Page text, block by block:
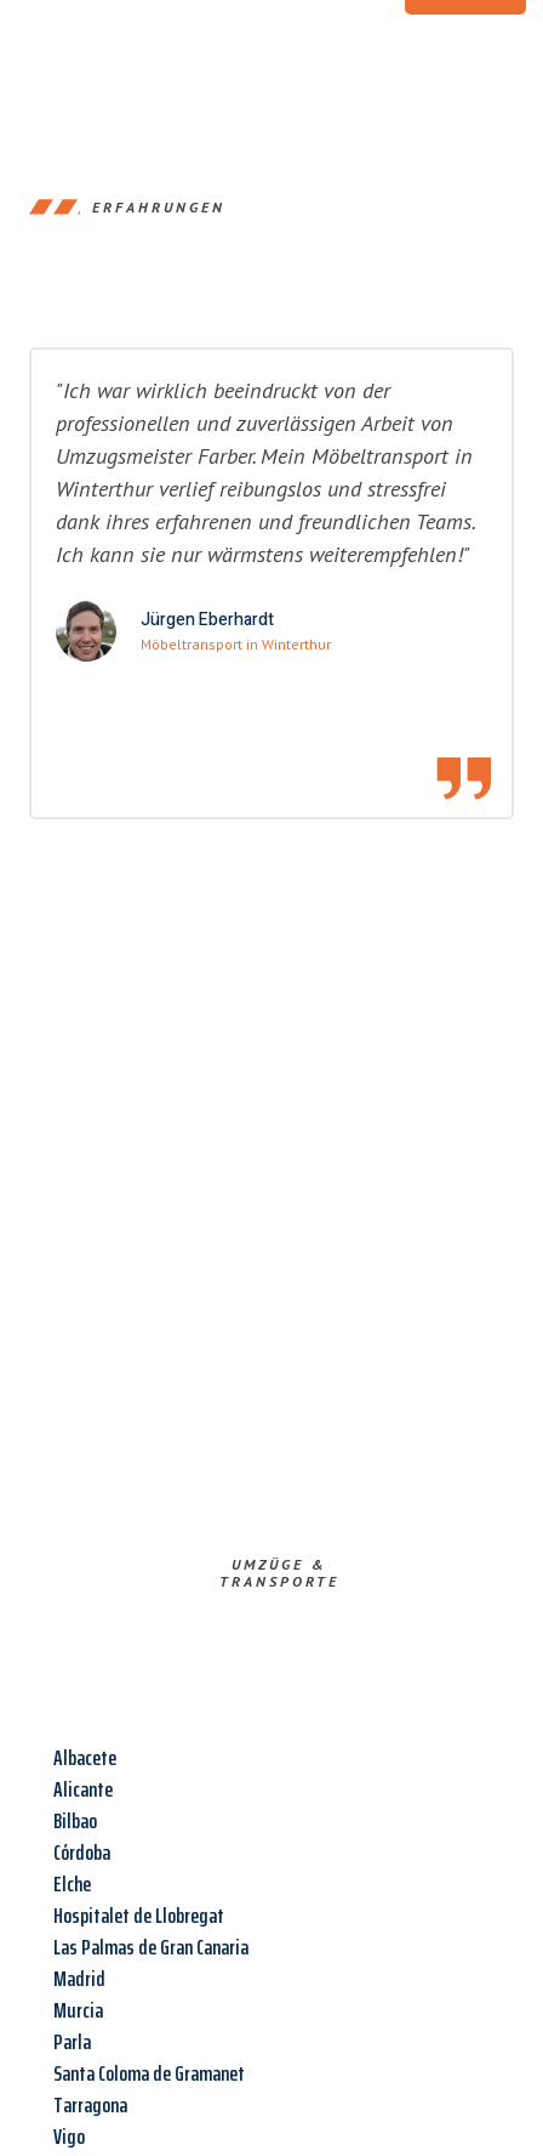
ERFAHRUNGEN
"Ich war wirklich beeindruckt von der
professionellen und zuverlässigen Arbeit von
Umzugsmeister Farber. Mein Möbeltransport in
Winterthur verlief reibungslos und stressfrei
dank ihres erfahrenen und freundlichen Teams.
Ich kann sie nur wärmstens weiterempfehlen!"
Jürgen Eberhardt
Möbeltransport in Winterthur
UMZÜGE &
TRANSPORTE
Albacete
Alicante
Bilbao
Córdoba
Elche
Hospitalet de Llobregat
Las Palmas de Gran Canaria
Madrid
Murcia
Parla
Santa Coloma de Gramanet
Tarragona
Vigo